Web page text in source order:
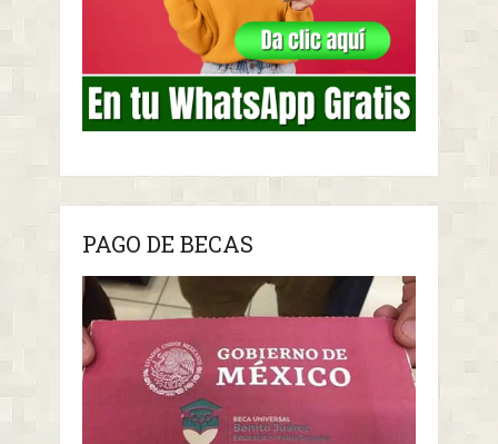
PAGO DE BECAS